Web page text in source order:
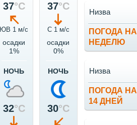
37°C
ЮВ 1 м/c
осадки
1%
НОЧЬ
32°C
37°C
С 1 м/c
осадки
0%
НОЧЬ
30°C
ПОГОДА НА
НЕДЕЛЮ
Низва
ПОГОДА НА
14 ДНЕЙ
Низва